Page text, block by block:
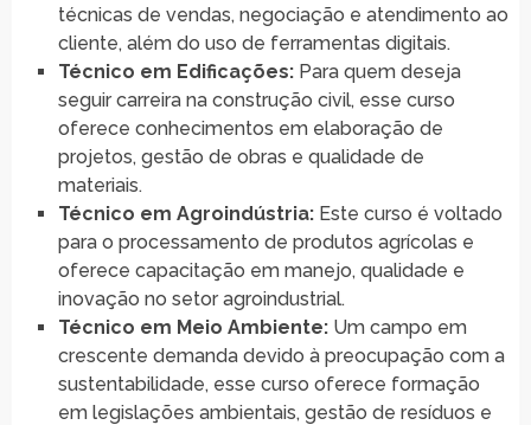
técnicas de vendas, negociação e atendimento ao
cliente, além do uso de ferramentas digitais.
Técnico em Edificações:Para quem deseja
seguir carreira na construção civil, esse curso
oferece conhecimentos em elaboração de
projetos, gestão de obras e qualidade de
materiais.
Técnico em Agroindústria:Este curso é voltado
para o processamento de produtos agrícolas e
oferece capacitação em manejo, qualidade e
inovação no setor agroindustrial.
Técnico em Meio Ambiente:Um campo em
crescente demanda devido à preocupação com a
sustentabilidade, esse curso oferece formação
em legislações ambientais, gestão de resíduos e